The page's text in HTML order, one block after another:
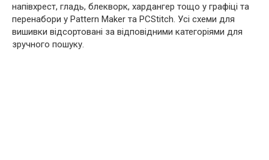
напівхрест, гладь, блекворк, хардангер тощо у графіці та
перенабори у Pattern Maker та PCStitch. Усі схеми для
вишивки відсортовані за відповідними категоріями для
зручного пошуку.